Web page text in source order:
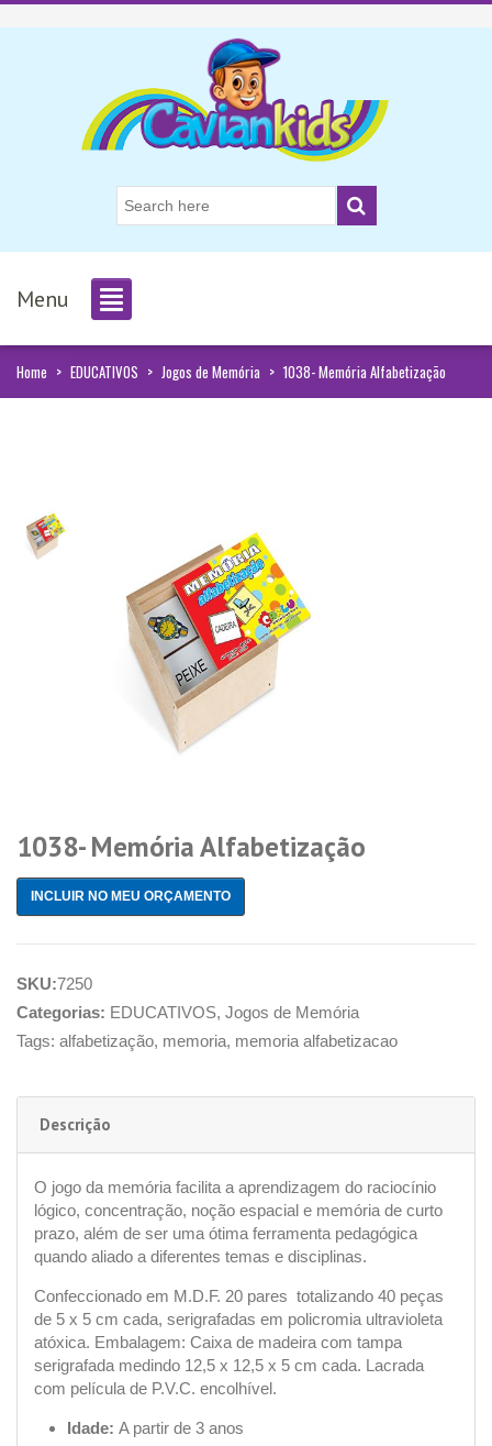
Menu
Home > EDUCATIVOS > Jogos de Memória > 1038- Memória Alfabetização
1038- Memória Alfabetização
INCLUIR NO MEU ORÇAMENTO
SKU:7250
Categorias: EDUCATIVOS, Jogos de Memória
Tags: alfabetização, memoria, memoria alfabetizacao
Descrição
O jogo da memória facilita a aprendizagem do raciocínio
lógico, concentração, noção espacial e memória de curto
prazo, além de ser uma ótima ferramenta pedagógica
quando aliado a diferentes temas e disciplinas.
Confeccionado em M.D.F. 20 pares totalizando 40 peças
de 5 x 5 cm cada, serigrafadas em policromia ultravioleta
atóxica. Embalagem: Caixa de madeira com tampa
serigrafada medindo 12,5 x 12,5 x 5 cm cada. Lacrada
com película de P.V.C. encolhível.
Idade: A partir de 3 anos